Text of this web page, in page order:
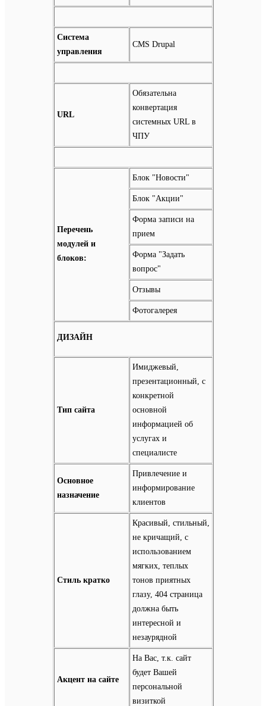
Система
управления
CMS Drupal
URL
Обязательна
конвертация
системных URL в
ЧПУ
Перечень
модулей и
блоков:
Блок "Новости"
Блок "Акции"
Форма записи на
прием
Форма "Задать
вопрос"
Отзывы
Фотогалерея
ДИЗАЙН
Тип сайта
Имиджевый,
презентационный, с
конкретной
основной
информацией об
услугах и
специалисте
Основное
назначение
Привлечение и
информирование
клиентов
Стиль кратко
Красивый, стильный,
не кричащий, с
использованием
мягких, теплых
тонов приятных
глазу, 404 страница
должна быть
интересной и
незаурядной
Акцент на сайте
На Вас, т.к. сайт
будет Вашей
персональной
визиткой